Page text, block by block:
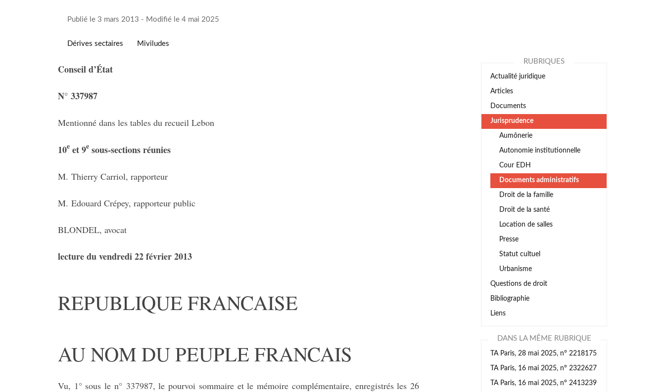
Publié le 3 mars 2013 - Modifié le 4 mai 2025
Dérives sectaires Miviludes
Conseil d’État
N° 337987
Mentionné dans les tables du recueil Lebon
10e et 9e sous-sections réunies
M. Thierry Carriol, rapporteur
M. Edouard Crépey, rapporteur public
BLONDEL, avocat
lecture du vendredi 22 février 2013
REPUBLIQUE FRANCAISE
AU NOM DU PEUPLE FRANCAIS
Vu, 1° sous le n° 337987, le pourvoi sommaire et le mémoire complémentaire, enregistrés les 26
RUBRIQUES
Actualité juridique
Articles
Documents
Jurisprudence
Aumônerie
Autonomie institutionnelle
Cour EDH
Documents administratifs
Droit de la famille
Droit de la santé
Location de salles
Presse
Statut cultuel
Urbanisme
Questions de droit
Bibliographie
Liens
DANS LA MÊME RUBRIQUE
TA Paris, 28 mai 2025, n° 2218175
TA Paris, 16 mai 2025, n° 2322627
TA Paris, 16 mai 2025, n° 2413239